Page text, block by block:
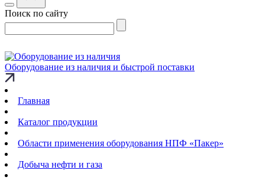
Поиск по сайту
Оборудование из наличия и быстрой поставки
Главная
Каталог продукции
Области применения оборудования НПФ «Пакер»
Добыча нефти и газа